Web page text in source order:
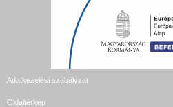
Adatkezelési szabályzat
Oldaltérkép